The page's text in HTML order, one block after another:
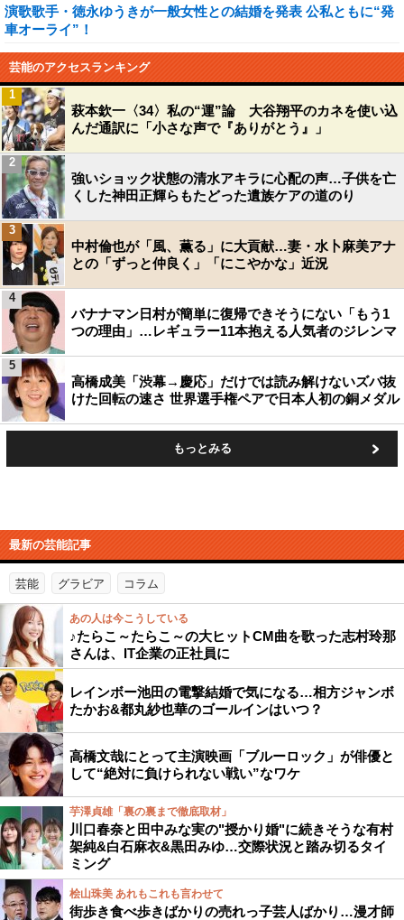
演歌歌手・徳永ゆうきが一般女性との結婚を発表 公私ともに“発
車オーライ”！
芸能のアクセスランキング
萩本欽一〈34〉私の“運”論 大谷翔平のカネを使い込
んだ通訳に「小さな声で『ありがとう』」
1
強いショック状態の清水アキラに心配の声…子供を亡
くした神田正輝らもたどった遺族ケアの道のり
2
中村倫也が「風、薫る」に大貢献…妻・水卜麻美アナ
との「ずっと仲良く」「にこやかな」近況
3
バナナマン日村が簡単に復帰できそうにない「もう1
つの理由」…レギュラー11本抱える人気者のジレンマ
4
高橋成美「渋幕→慶応」だけでは読み解けないズバ抜
けた回転の速さ 世界選手権ペアで日本人初の銅メダル
5
もっとみる
最新の芸能記事
芸能 グラビア コラム
あの人は今こうしている
♪たらこ～たらこ～の大ヒットCM曲を歌った志村玲那
さんは、IT企業の正社員に
レインボー池田の電撃結婚で気になる…相方ジャンボ
たかお&都丸紗也華のゴールインはいつ？
高橋文哉にとって主演映画「ブルーロック」が俳優と
して“絶対に負けられない戦い”なワケ
芋澤貞雄「裏の裏まで徹底取材」
川口春奈と田中みな実の"授かり婚"に続きそうな有村
架純&白石麻衣&黒田みゆ…交際状況と踏み切るタイ
ミング
桧山珠美 あれもこれも言わせて
街歩き食べ歩きばかりの売れっ子芸人ばかり…漫才師